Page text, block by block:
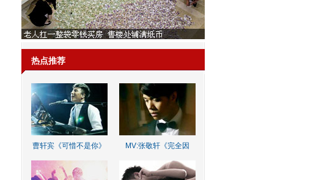
热点推荐
曹轩宾《可惜不是你》
MV:张敬轩《完全因